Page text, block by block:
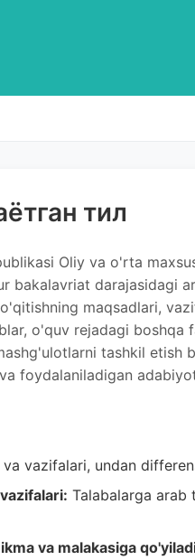
тил
Oliy va o'rta
bakalavriat darajasidagi
maqsadlari,
o'quv rejadagi
tashkil etish
foydalaniladigan
vazifalari, undan
Talabalarga
va malakasiga